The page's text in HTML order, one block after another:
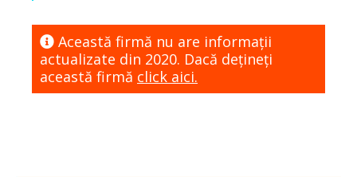
Această firmă nu are informaţii
actualizate din 2020. Dacă dețineți
această firmă click aici.